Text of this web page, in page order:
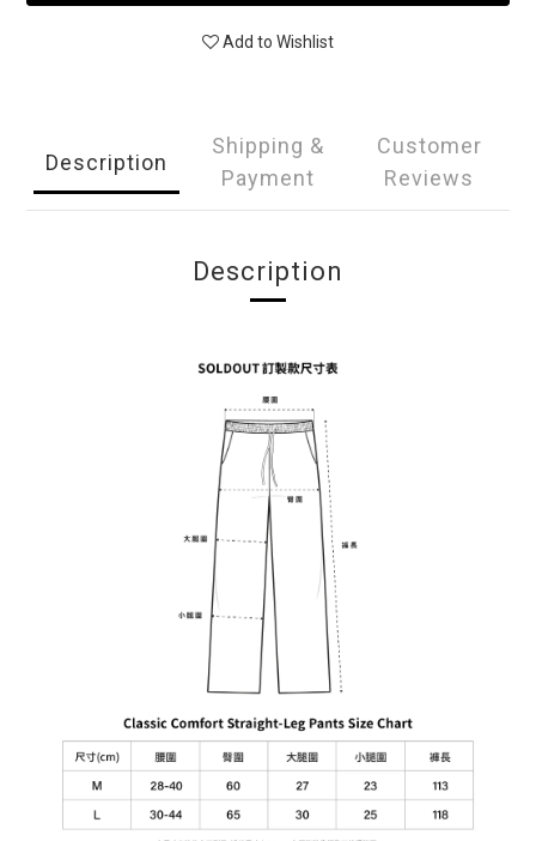
Add to Wishlist
Description
Shipping &
Payment
Customer
Reviews
Description